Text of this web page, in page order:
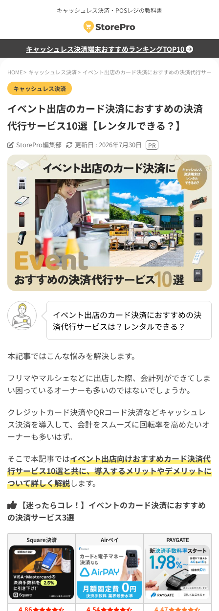
キャッシュレス決済・POSレジの教科書
キャッシュレス決済端末おすすめランキングTOP10
HOME> キャッシュレス決済> イベント出店のカード決済におすすめの決済代行サー
キャッシュレス決済
イベント出店のカード決済におすすめの決済
代行サービス10選【レンタルできる？】
StorePro編集部 更新日 : 2026年7月30日
イベント出店のカード決済におすすめの決
済代行サービスは？レンタルできる？
本記事ではこんな悩みを解決します。
フリマやマルシェなどに出店した際、会計列ができてしま
い困っているオーナーも多いのではないでしょうか。
クレジットカード決済やQRコード決済などキャッシュレ
ス決済を導入して、会計をスムーズに回転率を高めたいオ
ーナーも多いはず。
そこで本記事ではイベント出店向けおすすめカード決済代
行サービス10選と共に、導入するメリットやデメリットに
ついて詳しく解説します。
【迷ったらコレ！】イベントのカード決済におすすめ
の決済サービス3選
Square決済 Airペイ PAYGATE
4.86 4.54
4.47